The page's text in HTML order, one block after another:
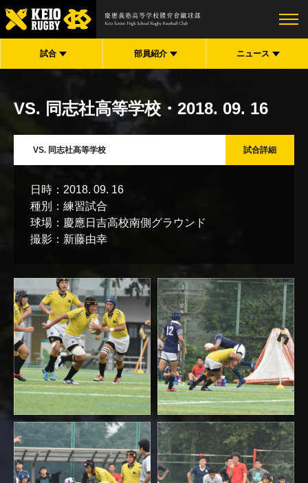
試合 部員紹介 ニュース
VS. 同志社高等学校 ・2018. 09. 16
VS. 同志社高等学校
日時： 2018. 09. 16
種別： 練習試合
球場： 慶應日吉高校南側グラウンド
撮影： 新藤由幸